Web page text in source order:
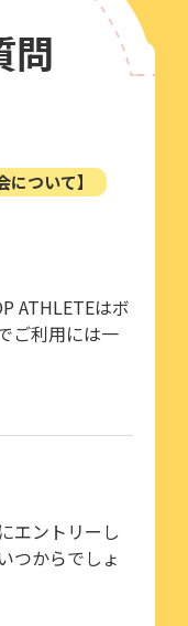
問
について】
ATHLETEはボ
ご利用には一
エントリーし
つからでしょ